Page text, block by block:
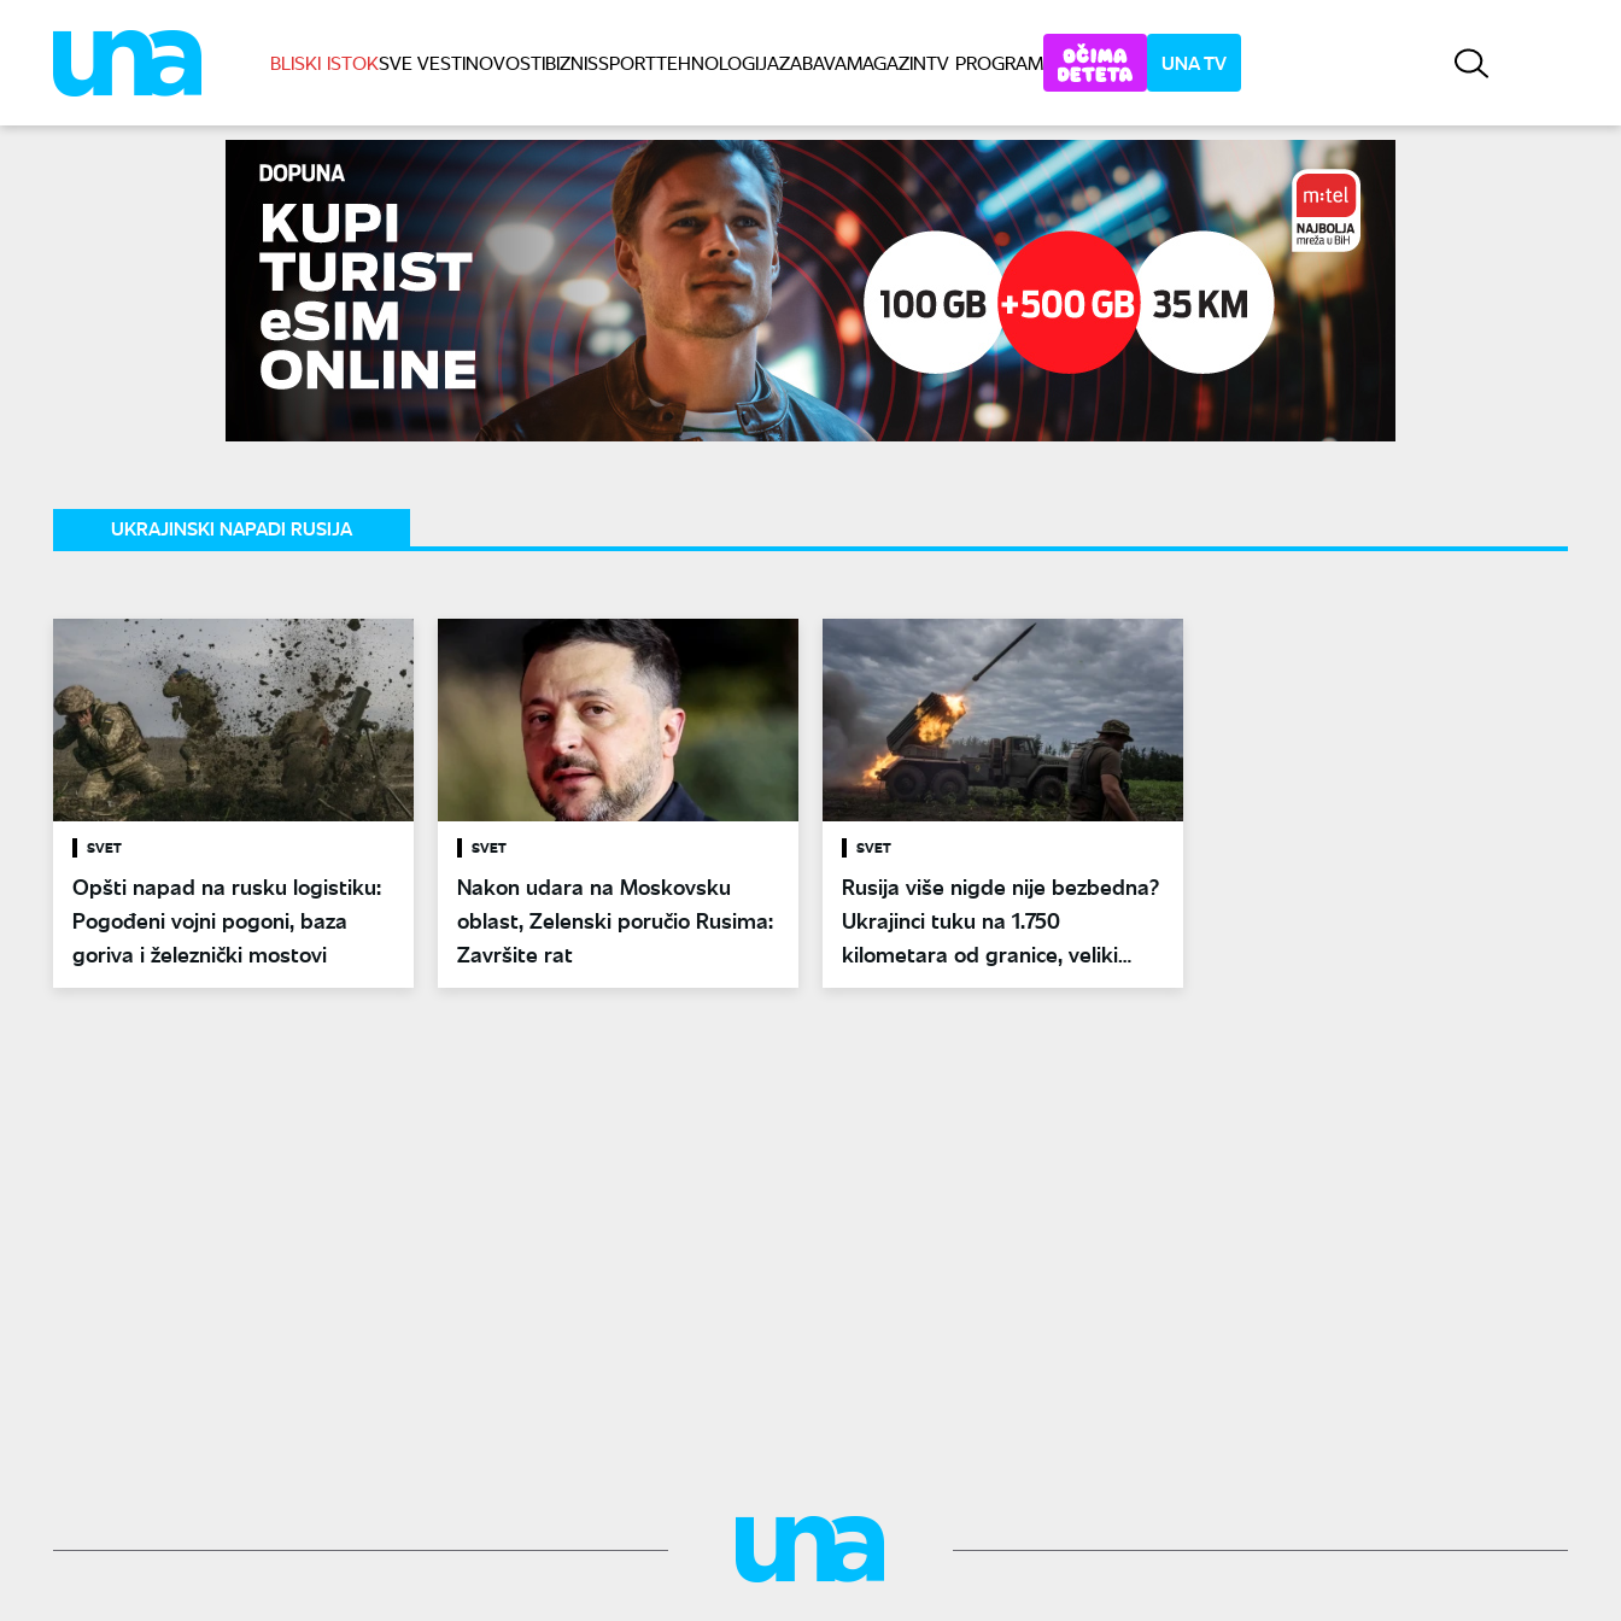
BLISKI ISTOKSVE VESTINOVOSTIBIZNISSPORTTEHNOLOGIJAZABAVAMAGAZINTV PROGRAM UNA TV
UKRAJINSKI NAPADI RUSIJA
SVET
Opšti napad na rusku logistiku:
Pogođeni vojni pogoni, baza
goriva i železnički mostovi
SVET
Nakon udara na Moskovsku
oblast, Zelenski poručio Rusima:
Završite rat
SVET
Rusija više nigde nije bezbedna?
Ukrajinci tuku na 1.750
kilometara od granice, veliki
preokret na frontu